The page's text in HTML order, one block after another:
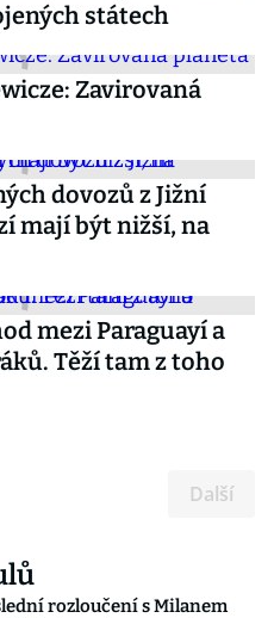
státech
Zavirovaná
dovozů z Jižní
mají být nižší, na
mezi Paraguayí a
Těží tam z toho
Další
rozloučení s Milanem